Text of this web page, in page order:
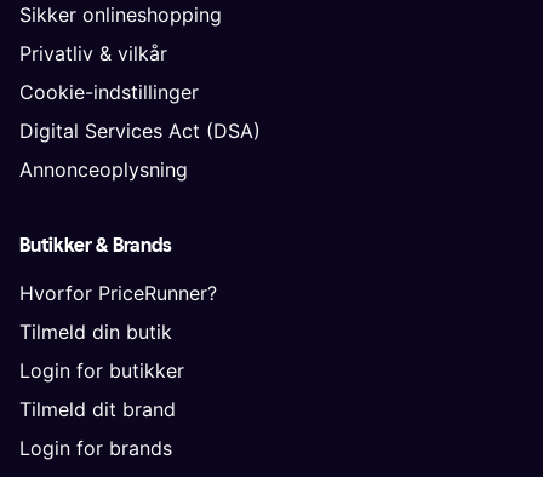
Sikker onlineshopping
Privatliv & vilkår
Cookie-indstillinger
Digital Services Act (DSA)
Annonceoplysning
Butikker & Brands
Hvorfor PriceRunner?
Tilmeld din butik
Login for butikker
Tilmeld dit brand
Login for brands